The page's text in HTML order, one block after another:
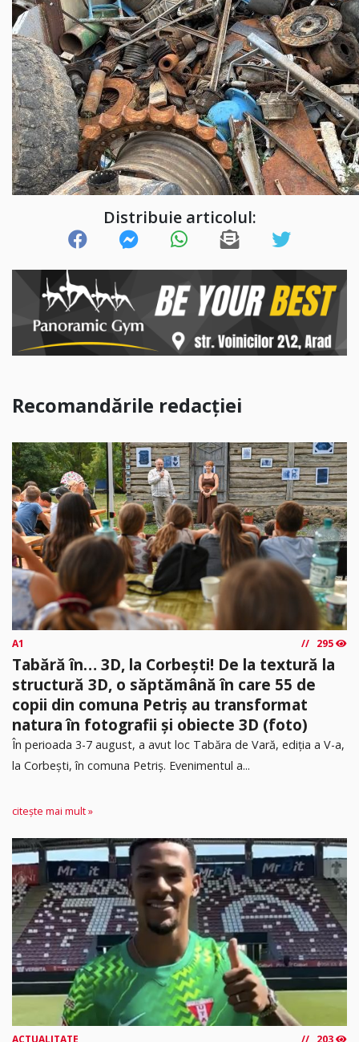
Distribuie articolul:
Recomandările redacției
A1 295
Tabără în… 3D, la Corbești! De la textură la
structură 3D, o săptămână în care 55 de
copii din comuna Petriș au transformat
natura în fotografii și obiecte 3D (foto)
În perioada 3-7 august, a avut loc Tabăra de Vară, ediția a V-a,
la Corbești, în comuna Petriș. Evenimentul a...
citește mai mult »
ACTUALITATE 203